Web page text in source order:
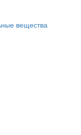
вещества